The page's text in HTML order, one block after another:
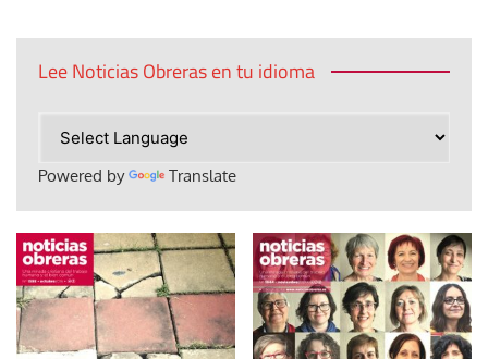
Lee Noticias Obreras en tu idioma
Powered by Translate